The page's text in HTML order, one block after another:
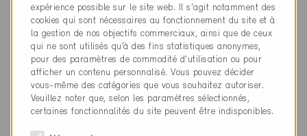
Minergie
Définitif
expérience possible sur le site web. Il s'agit notamment des
cookies qui sont nécessaires au fonctionnement du site et à
la gestion de nos objectifs commerciaux, ainsi que de ceux
qui ne sont utilisés qu’à des fins statistiques anonymes,
pour des paramètres de commodité d’utilisation ou pour
afficher un contenu personnalisé. Vous pouvez décider
vous-même des catégories que vous souhaitez autoriser.
Veuillez noter que, selon les paramètres sélectionnés,
certaines fonctionnalités du site peuvent être indisponibles.